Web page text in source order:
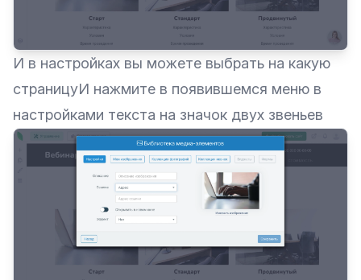
И в настройках вы можете выбрать на какую
страницуИ нажмите в появившемся меню в
настройками текста на значок двух звеньев